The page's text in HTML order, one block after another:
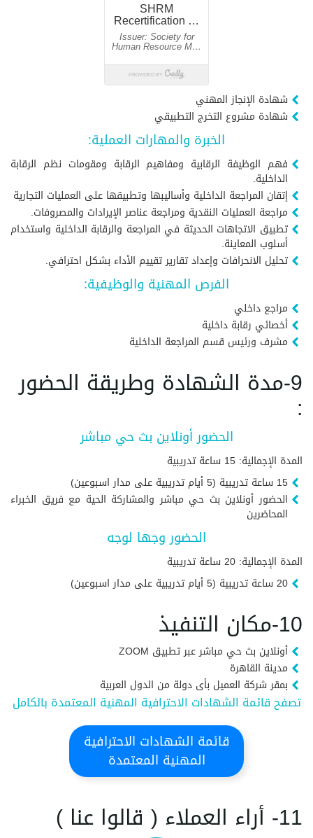
شهادة الإنجاز المهني
شهادة مشروع التخرج التطبيقي
الخبرة والمهارات العملية:
فهم الوظيفة الرقابية ومفاهيم الرقابة ومقومات نظم الرقابة
الداخلية.
إتقان المراجعة الداخلية وأساليبها وتطبيقها على العمليات التجارية
مراجعة العمليات النقدية ومراجعة عناصر الإيرادات والمصروفات.
تطبيق الاتجاهات الحديثة في المراجعة والرقابة الداخلية واستخدام
أسلوب المعاينة.
تحليل الانحرافات وإعداد تقارير تقييم الأداء بشكل احترافي.
الفرص المهنية والوظيفية:
مراجع داخلي
أخصائي رقابة داخلية
مشرف ورئيس قسم المراجعة الداخلية
9-مدة الشهادة وطريقة الحضور
:
الحضور أونلاين بث حي مباشر
المدة الإجمالية: 15 ساعة تدريبية
15 ساعة تدريبية (5 أيام تدريبية على مدار اسبوعين)
الحضور أونلاين بث حي مباشر والمشاركة الحية مع فريق الخبراء
المحاضرين
الحضور وجها لوجه
المدة الإجمالية: 20 ساعة تدريبية
20 ساعة تدريبية (5 أيام تدريبية على مدار اسبوعين)
10-مكان التنفيذ
أونلاين بث حي مباشر عبر تطبيق ZOOM
مدينة القاهرة
بمقر شركة العميل بأى دولة من الدول العربية
تصفح قائمة الشهادات الاحترافية المهنية المعتمدة بالكامل
قائمة الشهادات الاحترافية
المهنية المعتمدة
11- أراء العملاء ( قالوا عنا )